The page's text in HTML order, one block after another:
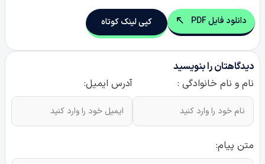
دانلود فایل PDF کپی لینک کوتاه
دیدگاهتان را بنویسید
نام و نام خانوادگی :
آدرس ایمیل:
متن پیام: